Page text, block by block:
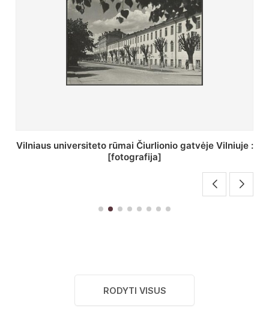
St. Batoro universiteto J. Pilsudskio kolegija :
[fotografija]
RODYTI VISUS